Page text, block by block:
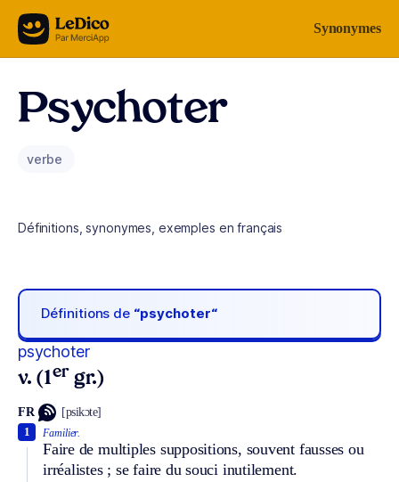
Aller au contenu Synonymes
Psychoter
verbe
Définitions, synonymes, exemples en français
Définitions de “psychoter“
psychoter
v. (1er gr.)
FR [psikɔte]
Familier.
Faire de multiples suppositions, souvent fausses ou
irréalistes ; se faire du souci inutilement.
1